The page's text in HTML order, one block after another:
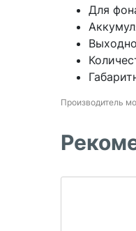
Для
Производитель